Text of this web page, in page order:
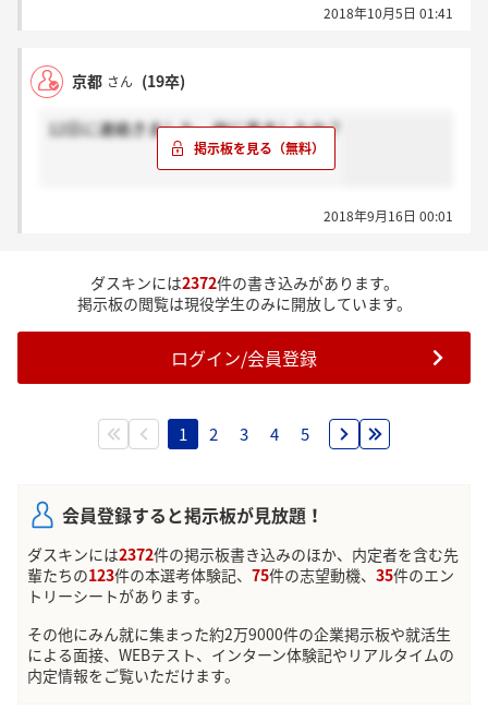
・1Fの灰皿は使える時間が限られている
他に質問あればお答えします。
2018年10月5日 01:41
京都 さん (19卒)
12日に連絡きました 他に来ましたか？
2018年9月16日 00:01
ダスキンには2372件の書き込みがあります。
掲示板の閲覧は現役学生のみに開放しています。
ログイン/会員登録
1 2 3 4 5
会員登録すると掲示板が見放題！
ダスキンには2372件の掲示板書き込みのほか、内定者を含む先
輩たちの123件の本選考体験記、 75件の志望動機、 35件のエン
トリーシートがあります。
その他にみん就に集まった約2万9000件の企業掲示板や就活生
による面接、WEBテスト、インターン体験記やリアルタイムの
内定情報をご覧いただけます。